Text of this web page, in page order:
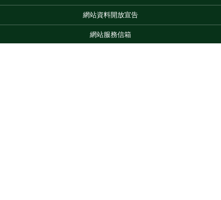
網站資料開放宣告
網站服務信箱